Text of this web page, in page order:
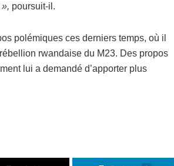
poursuit-il.
polémiques ces derniers temps, où il
rwandaise du M23. Des propos
lui a demandé d’apporter plus